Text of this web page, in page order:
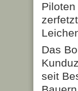
Das
seit